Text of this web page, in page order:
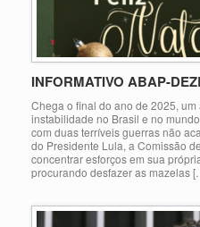
INFORMATIVO ABAP-
Chega o final do ano de 2025,
instabilidade no Brasil e no
com duas terríveis guerras não
do Presidente Lula, a Comissão
concentrar esforços em sua
procurando desfazer as mazelas